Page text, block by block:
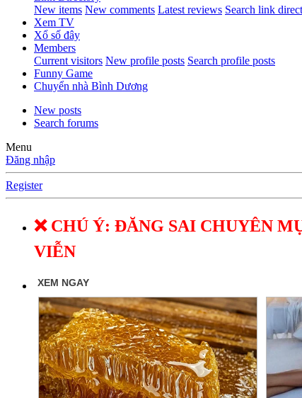
New items New comments Latest reviews Search link
Xem TV
Xổ số đây
Members
Current visitors New profile posts Search profile posts
Funny Game
Chuyển nhà Bình Dương
New posts
Search forums
Menu
Đăng nhập
Register
❌ CHÚ Ý: ĐĂNG SAI CHUYÊN
VIỄN